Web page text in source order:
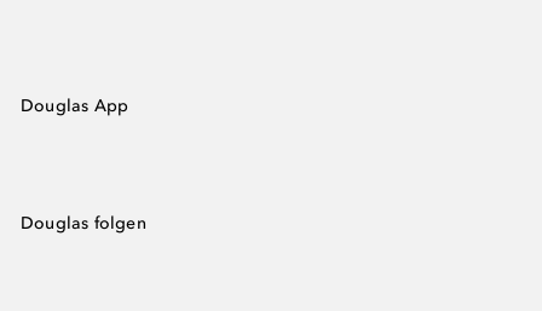
Douglas App
Douglas folgen